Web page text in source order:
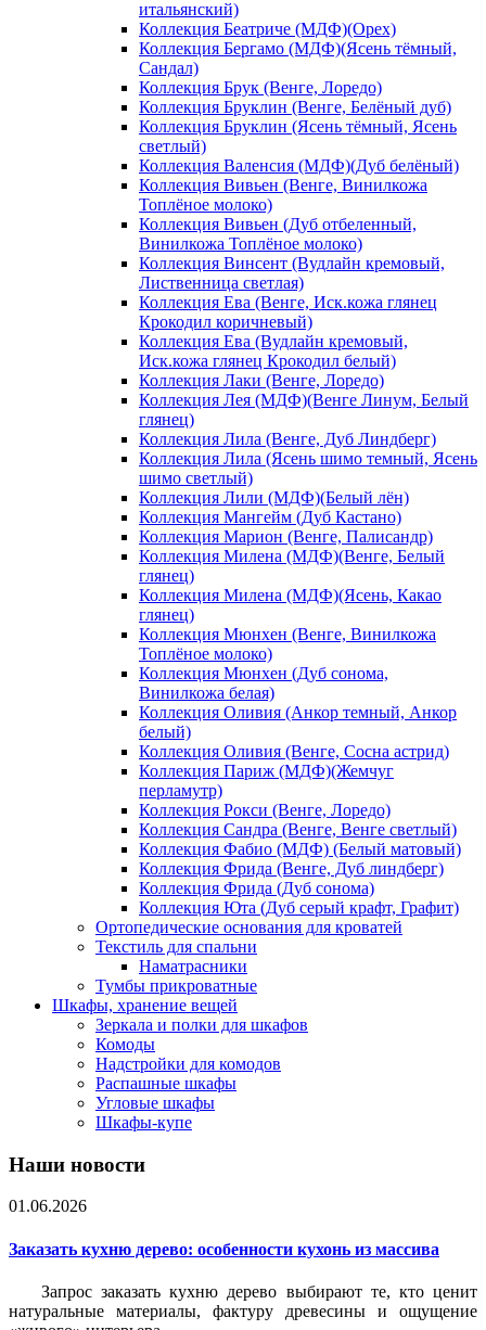
итальянский)
Коллекция Беатриче (МДФ)(Орех)
Коллекция Бергамо (МДФ)(Ясень тёмный,
Сандал)
Коллекция Брук (Венге, Лоредо)
Коллекция Бруклин (Венге, Белёный дуб)
Коллекция Бруклин (Ясень тёмный, Ясень
светлый)
Коллекция Валенсия (МДФ)(Дуб белёный)
Коллекция Вивьен (Венге, Винилкожа
Топлёное молоко)
Коллекция Вивьен (Дуб отбеленный,
Винилкожа Топлёное молоко)
Коллекция Винсент (Вудлайн кремовый,
Лиственница светлая)
Коллекция Ева (Венге, Иск.кожа глянец
Крокодил коричневый)
Коллекция Ева (Вудлайн кремовый,
Иск.кожа глянец Крокодил белый)
Коллекция Лаки (Венге, Лоредо)
Коллекция Лея (МДФ)(Венге Линум, Белый
глянец)
Коллекция Лила (Венге, Дуб Линдберг)
Коллекция Лила (Ясень шимо темный, Ясень
шимо светлый)
Коллекция Лили (МДФ)(Белый лён)
Коллекция Мангейм (Дуб Кастано)
Коллекция Марион (Венге, Палисандр)
Коллекция Милена (МДФ)(Венге, Белый
глянец)
Коллекция Милена (МДФ)(Ясень, Какао
глянец)
Коллекция Мюнхен (Венге, Винилкожа
Топлёное молоко)
Коллекция Мюнхен (Дуб сонома,
Винилкожа белая)
Коллекция Оливия (Анкор темный, Анкор
белый)
Коллекция Оливия (Венге, Сосна астрид)
Коллекция Париж (МДФ)(Жемчуг
перламутр)
Коллекция Рокси (Венге, Лоредо)
Коллекция Сандра (Венге, Венге светлый)
Коллекция Фабио (МДФ) (Белый матовый)
Коллекция Фрида (Венге, Дуб линдберг)
Коллекция Фрида (Дуб сонома)
Коллекция Юта (Дуб серый крафт, Графит)
Ортопедические основания для кроватей
Текстиль для спальни
Наматрасники
Тумбы прикроватные
Шкафы, хранение вещей
Зеркала и полки для шкафов
Комоды
Надстройки для комодов
Распашные шкафы
Угловые шкафы
Шкафы-купе
Наши новости
01.06.2026
Заказать кухню дерево: особенности кухонь из массива
Запрос заказать кухню дерево выбирают те, кто ценит
натуральные материалы, фактуру древесины и ощущение